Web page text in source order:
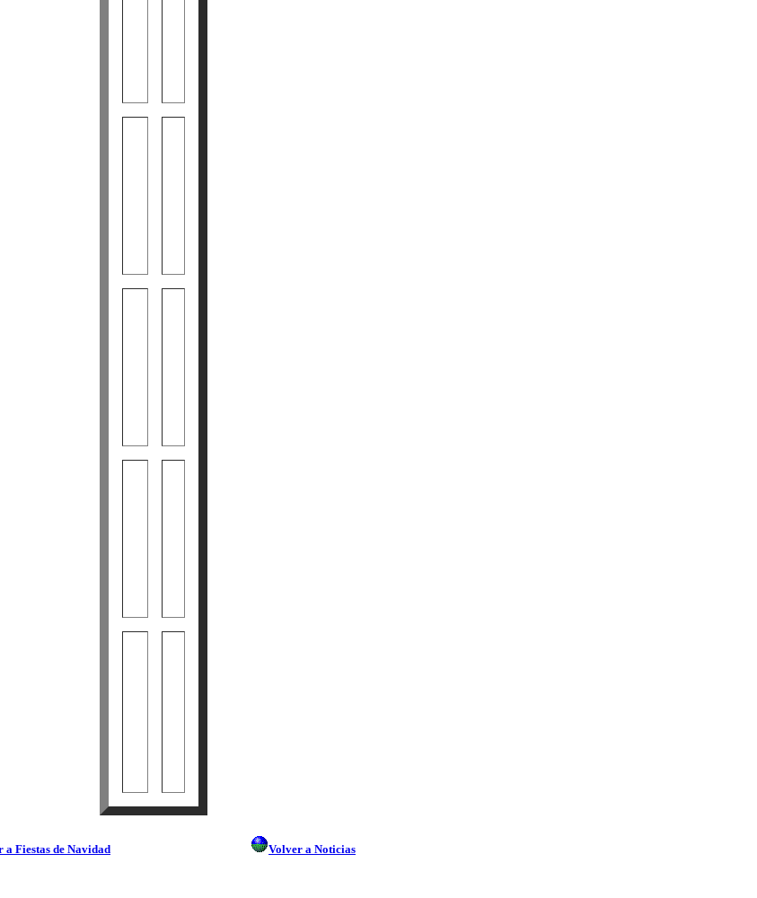
a Fiestas de Navidad Volver a Noticias